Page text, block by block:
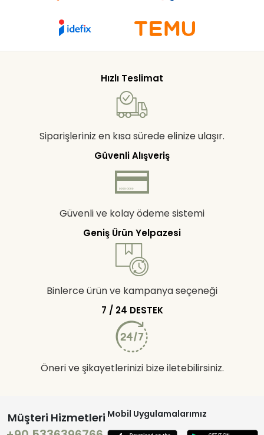
Hızlı Teslimat
Siparişleriniz en kısa sürede elinize ulaşır.
Güvenli Alışveriş
Güvenli ve kolay ödeme sistemi
Geniş Ürün Yelpazesi
Binlerce ürün ve kampanya seçeneği
7 / 24 DESTEK
Öneri ve şikayetlerinizi bize iletebilirsiniz.
Müşteri Hizmetleri Mobil Uygulamalarımız